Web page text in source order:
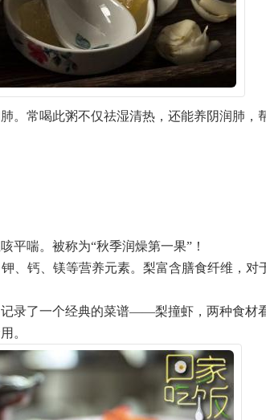
。常喝此粥不仅祛湿清热，还能养阴润肺，
平喘。被称为“秋季润燥第一果”！
、钙、镁等营养元素。梨富含膳食纤维，对
录了一个经典的菜谱——梨撞虾，两种食材
。